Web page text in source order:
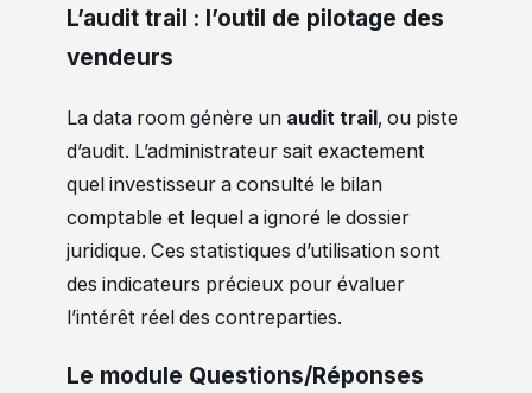
L’audit trail : l’outil de pilotage des
vendeurs
La data room génère un audit trail, ou piste
d’audit. L’administrateur sait exactement
quel investisseur a consulté le bilan
comptable et lequel a ignoré le dossier
juridique. Ces statistiques d’utilisation sont
des indicateurs précieux pour évaluer
l’intérêt réel des contreparties.
Le module Questions/Réponses